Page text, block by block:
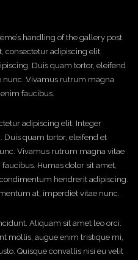
handling of the gallery post
consectetur adipiscing elit.
Duis quam tortor, eleifend
nunc. Vivamus rutrum magna
faucibus.
adipiscing elit. Integer
quam tortor, eleifend et
Vivamus rutrum magna vitae
Humas dolor sit amet,
hendrerit adipiscing.
at, imperdiet vitae nunc.
Aliquam sit amet leo orci.
mollis, augue enim tristique mi,
Quisque convallis nisi eu velit